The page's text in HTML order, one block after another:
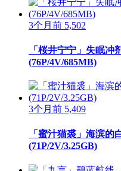
3个月前 5,502
「桜井宁宁」失眠冲
(76P/4V/685MB)
3个月前 5,409
「蜜汁猫裘」海滨的
(71P/2V/3.25GB)